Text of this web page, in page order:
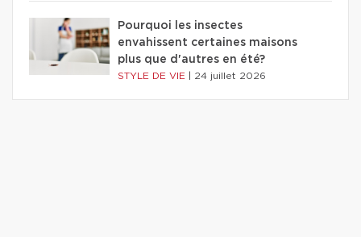
Pourquoi les insectes
envahissent certaines maisons
plus que d'autres en été?
STYLE DE VIE 24 juillet 2026